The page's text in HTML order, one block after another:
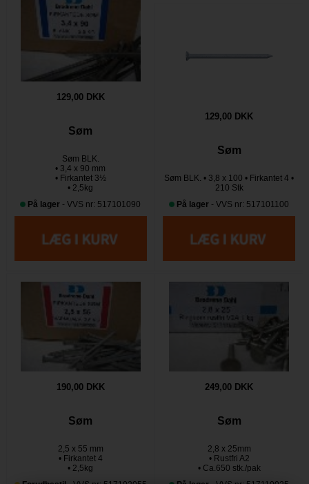
129,00 DKK
Søm
Søm BLK.
• 3,4 x 90 mm
• Firkantet 3½
• 2,5kg
På lager - VVS nr: 517101090
129,00 DKK
Søm
Søm BLK. • 3,8 x 100 • Firkantet 4 •
210 Stk
På lager - VVS nr: 517101100
190,00 DKK
Søm
2,5 x 55 mm
• Firkantet 4
• 2,5kg
249,00 DKK
Søm
2,8 x 25mm
• Rustfri A2
• Ca.650 stk./pak